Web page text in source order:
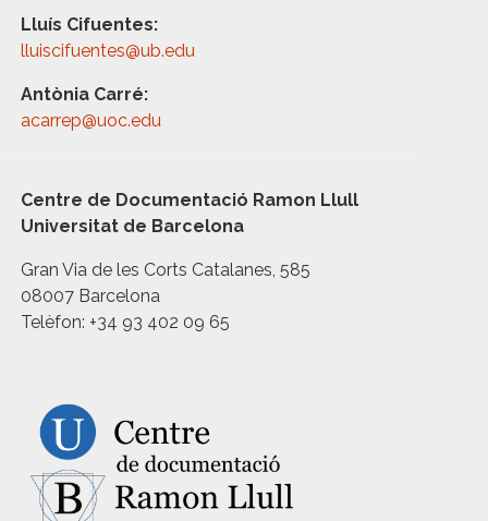
Lluís Cifuentes:
lluiscifuentes@ub.edu
Antònia Carré:
acarrep@uoc.edu
Centre de Documentació Ramon Llull
Universitat de Barcelona
Gran Via de les Corts Catalanes, 585
08007 Barcelona
Telèfon: +34 93 402 09 65